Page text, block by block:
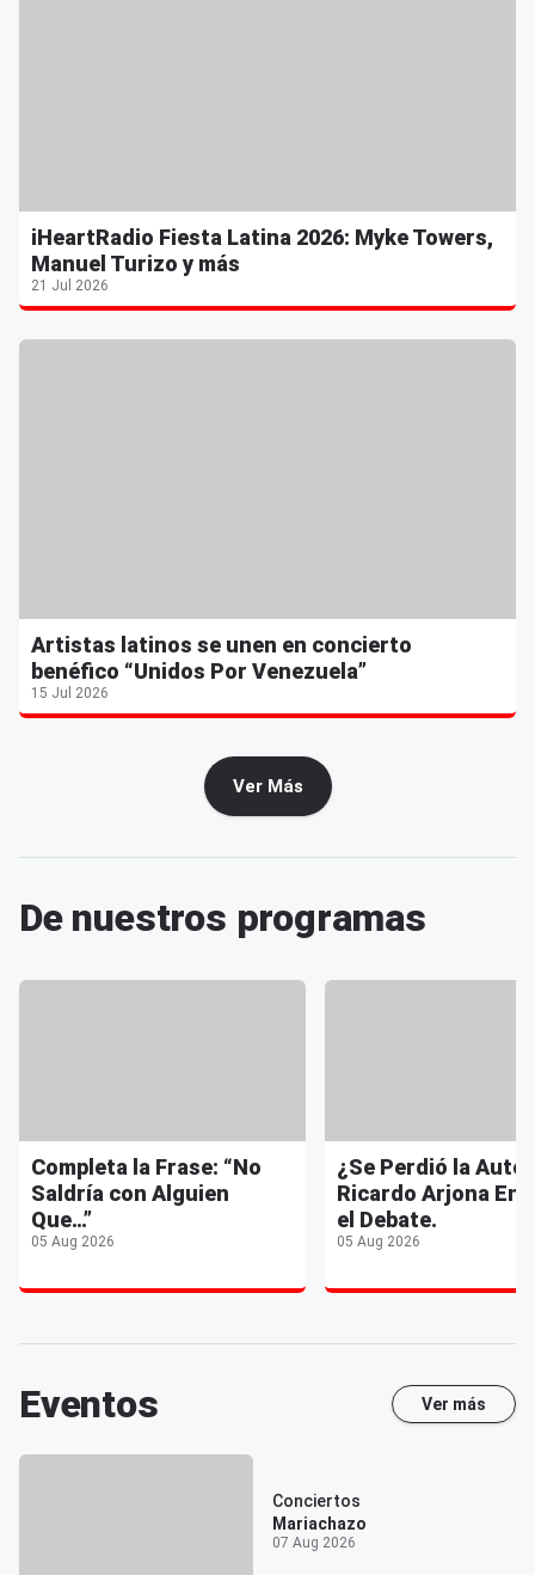
iHeartRadio Fiesta Latina 2026: Myke Towers,
Manuel Turizo y más
21 Jul 2026
Artistas latinos se unen en concierto
benéfico “Unidos Por Venezuela”
15 Jul 2026
Ver Más
De nuestros programas
Completa la Frase: “No
Saldría con Alguien
Que…”
05 Aug 2026
¿Se Perdió la
Ricardo Arjona
el Debate.
05 Aug 2026
Eventos Ver más
Conciertos
Mariachazo
07 Aug 2026